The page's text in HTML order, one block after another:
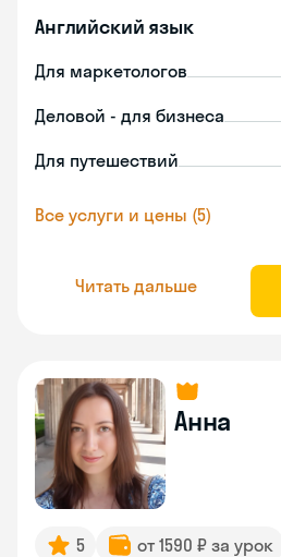
Английский язык
Для маркетологов
Деловой - для бизнеса
Для путешествий
Все услуги и цены (5)
Читать дальше
Анна
5 от 1590 ₽ за урок